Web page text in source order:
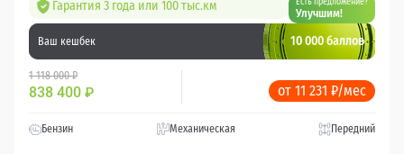
Гарантия 3 года или 100 тыс.км Улучшим!
Ваш кешбек 10 000 баллов
1 118 000 ₽
838 400 ₽ от 11 231 ₽/мес
Бензин Механическая Передний